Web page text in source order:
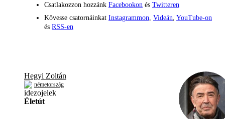
Csatlakozzon hozzánk Facebookon és Twitteren
Kövesse csatornáinkat Instagrammon Videán YouTube-on
és RSS-en
Hegyi Zoltán
németország
Életút